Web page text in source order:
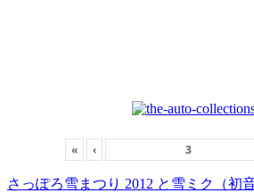
« ‹
さっぽろ雪まつり 2012 と雪ミク（初